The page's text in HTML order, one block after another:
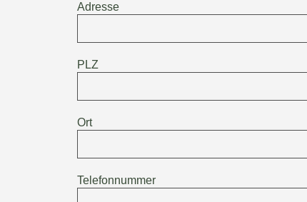
Adresse
PLZ
Ort
Telefonnummer